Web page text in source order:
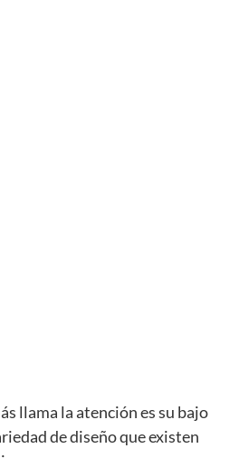
llama la atención es su bajo
de diseño que existen